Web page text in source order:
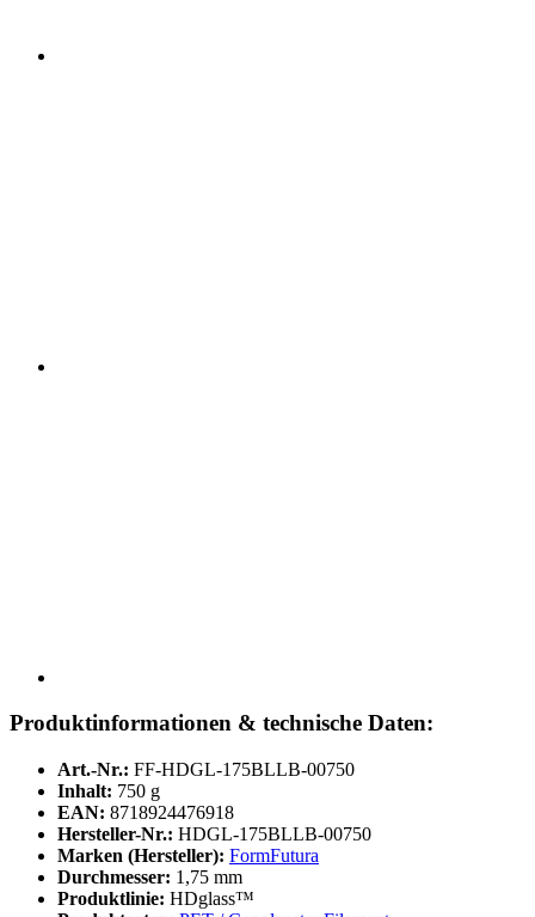
Produktinformationen & technische Daten:
Art.-Nr.: FF-HDGL-175BLLB-00750
Inhalt: 750 g
EAN: 8718924476918
Hersteller-Nr.: HDGL-175BLLB-00750
Marken (Hersteller): FormFutura
Durchmesser: 1,75 mm
Produktlinie: HDglass™